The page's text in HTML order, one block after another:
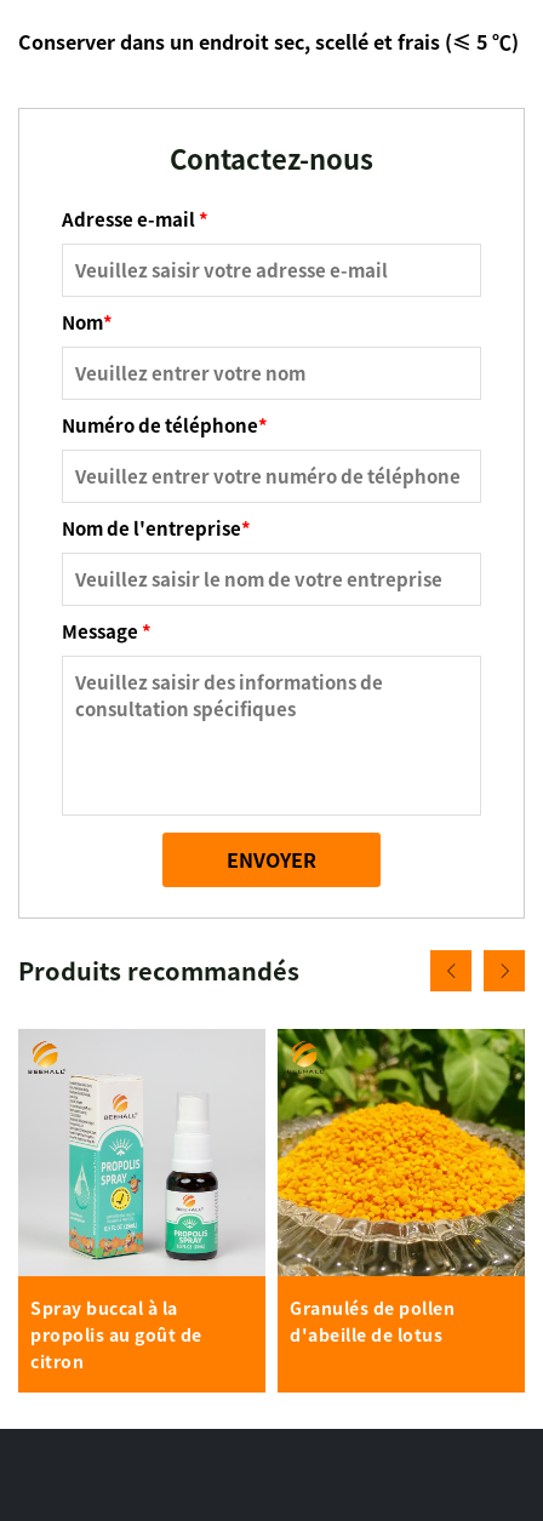
Conserver dans un endroit sec, scellé et frais (≤ 5 ℃)
Contactez-nous
Adresse e-mail*
Nom*
Numéro de téléphone*
Nom de l'entreprise*
Message*
ENVOYER
Produits recommandés
Spray buccal à la
propolis au goût de
citron
Granulés de pollen
d'abeille de lotus